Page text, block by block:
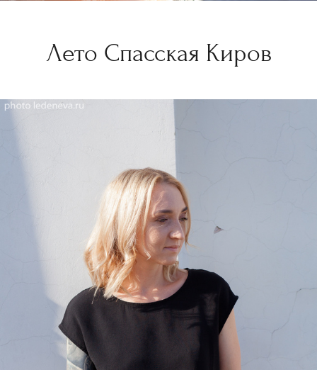
Лето Спасская Киров